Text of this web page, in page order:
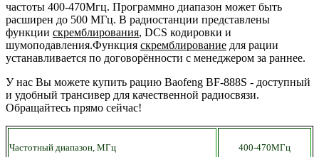
частоты 400-470Мгц. Программно диапазон может быть
расширен до 500 МГц. В радиостанции представлены
функции скремблирования, DCS кодировки и
шумоподавления.Функция скремблирование для рации
устанавливается по договорённости с менеджером за раннее.
У нас Вы можете купить рацию Baofeng BF-888S - доступный
и удобный трансивер для качественной радиосвязи.
Обращайтесь прямо сейчас!
Частотный диапазон, МГц 400-470МГц